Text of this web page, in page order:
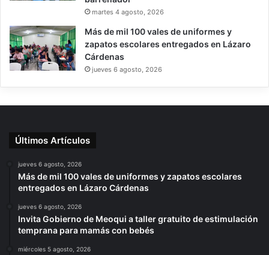
martes 4 agosto, 2026
Más de mil 100 vales de uniformes y
zapatos escolares entregados en Lázaro
Cárdenas
jueves 6 agosto, 2026
Últimos Artículos
jueves 6 agosto, 2026
Más de mil 100 vales de uniformes y zapatos escolares
entregados en Lázaro Cárdenas
jueves 6 agosto, 2026
Invita Gobierno de Meoqui a taller gratuito de estimulación
temprana para mamás con bebés
miércoles 5 agosto, 2026